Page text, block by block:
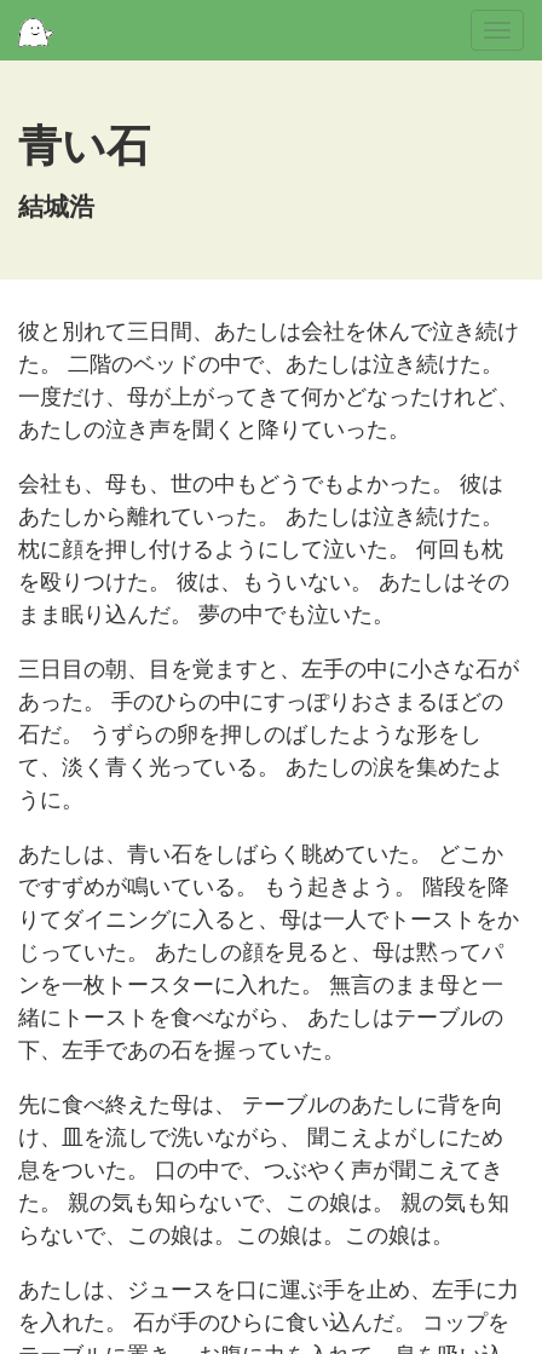
青い石
結城浩
彼と別れて三日間、あたしは会社を休んで泣き続け
た。 二階のベッドの中で、あたしは泣き続けた。
一度だけ、母が上がってきて何かどなったけれど、
あたしの泣き声を聞くと降りていった。
会社も、母も、世の中もどうでもよかった。 彼は
あたしから離れていった。 あたしは泣き続けた。
枕に顔を押し付けるようにして泣いた。 何回も枕
を殴りつけた。 彼は、もういない。 あたしはその
まま眠り込んだ。 夢の中でも泣いた。
三日目の朝、目を覚ますと、左手の中に小さな石が
あった。 手のひらの中にすっぽりおさまるほどの
石だ。 うずらの卵を押しのばしたような形をし
て、淡く青く光っている。 あたしの涙を集めたよ
うに。
あたしは、青い石をしばらく眺めていた。 どこか
ですずめが鳴いている。 もう起きよう。 階段を降
りてダイニングに入ると、母は一人でトーストをか
じっていた。 あたしの顔を見ると、母は黙ってパ
ンを一枚トースターに入れた。 無言のまま母と一
緒にトーストを食べながら、 あたしはテーブルの
下、左手であの石を握っていた。
先に食べ終えた母は、 テーブルのあたしに背を向
け、皿を流しで洗いながら、 聞こえよがしにため
息をついた。 口の中で、つぶやく声が聞こえてき
た。 親の気も知らないで、この娘は。 親の気も知
らないで、この娘は。この娘は。この娘は。
あたしは、ジュースを口に運ぶ手を止め、左手に力
を入れた。 石が手のひらに食い込んだ。 コップを